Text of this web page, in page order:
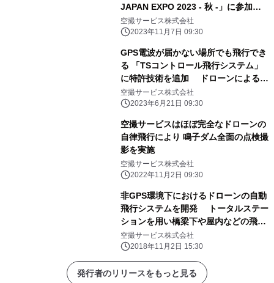
JAPAN EXPO 2023 - 秋 -」に参加し
ます。
空撮サービス株式会社
2023年11月7日 09:30
GPS電波が届かない場所でも飛行でき
る 「TSコントロール飛行システム」
に特許技術を追加 ドローンによるイ
ンフラ点検の適用領域を拡大
空撮サービス株式会社
2023年6月21日 09:30
空撮サービスはほぼ完全なドローンの
自律飛行により 鳴子ダム全面の点検撮
影を実施
空撮サービス株式会社
2022年11月2日 09:30
非GPS環境下におけるドローンの自動
飛行システムを開発 トータルステー
ションを用い橋梁下や屋内などの飛行
を実現
空撮サービス株式会社
2018年11月2日 15:30
発行者のリリースをもっと見る